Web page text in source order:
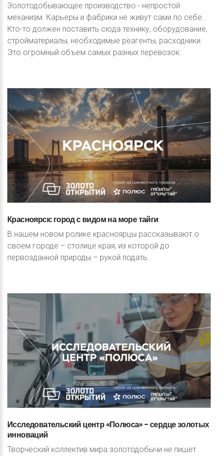
Золотодобывающее производство - непростой
механизм. Карьеры и фабрики не живут сами по себе.
Кто-то должен поставить сюда технику, оборудование,
стройматериалы, необходимые реагенты, расходники.
Это огромный объем самых разных перевозок.
Красноярск:городсвидомна моретайги
В нашем новом ролике красноярцы рассказывают о
своем городе – столице края, из которой до
первозданной природы – рукой подать.
Исследовательский центр «Полюса»-сердцезолотых
инноваций
Творческий коллектив мира золотодобычи не пишет